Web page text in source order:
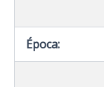
Época: